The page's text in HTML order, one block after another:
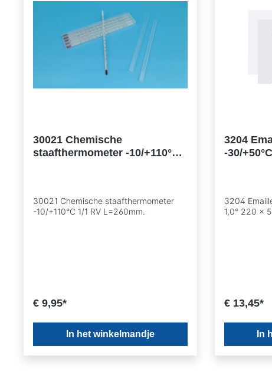
30021 Chemische
staafthermometer -10/+110°C
30021 Chemische staafthermometer
-10/+110°C 1/1 RV L=260mm.
€ 9,95*
In het winkelmandje
3204
-30/
3204
1,0° 220 x
€ 13,45*
In